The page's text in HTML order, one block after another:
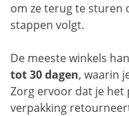
om ze terug te sturen
stappen volgt.
De meeste winkels
tot 30 dagen, waarin
Zorg ervoor dat je
verpakking